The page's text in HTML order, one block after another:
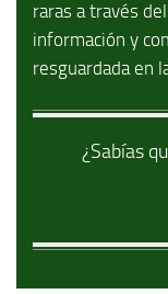
raras a través
información y
resguardada en
¿Sabías